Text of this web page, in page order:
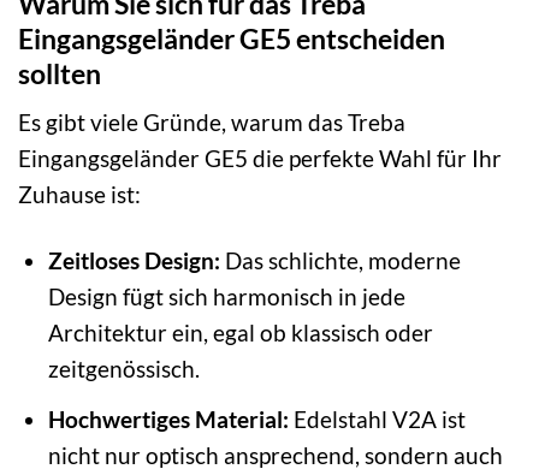
Eingangsgeländer GE5 entscheiden
sollten
Es gibt viele Gründe, warum das Treba
Eingangsgeländer GE5 die perfekte Wahl für Ihr
Zuhause ist:
Zeitloses Design: Das schlichte, moderne
Design fügt sich harmonisch in jede
Architektur ein, egal ob klassisch oder
zeitgenössisch.
Hochwertiges Material: Edelstahl V2A ist
nicht nur optisch ansprechend, sondern auch